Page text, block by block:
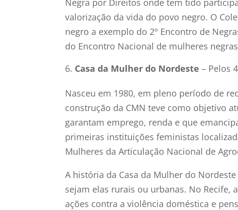
valorização da vida do povo negro. O
negro a exemplo do 2º Encontro de
do Encontro Nacional de mulheres
Casa da Mulher do Nordeste – Pelos
Nasceu em 1980, em pleno período de
construção da CMN teve como objetivo
garantam emprego, renda e que
primeiras instituições feministas
Mulheres da Articulação Nacional de
A história da Casa da Mulher do
sejam elas rurais ou urbanas. No Recife,
ações contra a violência doméstica e